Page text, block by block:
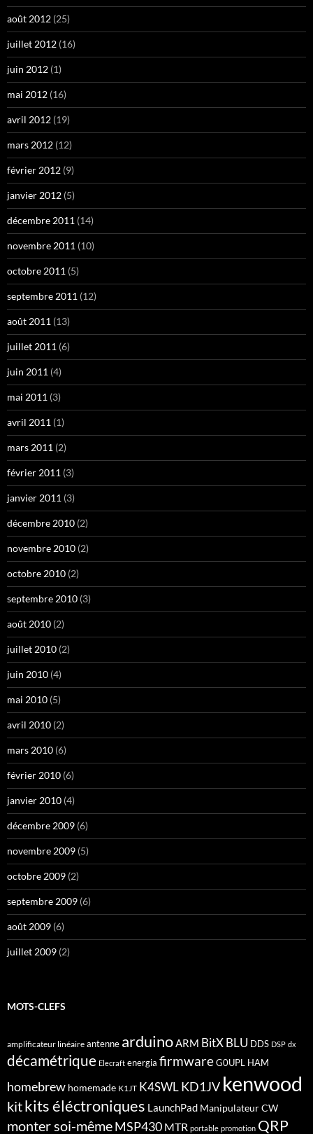
août 2012 (25)
juillet 2012 (16)
juin 2012 (1)
mai 2012 (16)
avril 2012 (19)
mars 2012 (12)
février 2012 (9)
janvier 2012 (5)
décembre 2011 (14)
novembre 2011 (10)
octobre 2011 (5)
septembre 2011 (12)
août 2011 (13)
juillet 2011 (6)
juin 2011 (4)
mai 2011 (3)
avril 2011 (1)
mars 2011 (2)
février 2011 (3)
janvier 2011 (3)
décembre 2010 (2)
novembre 2010 (2)
octobre 2010 (2)
septembre 2010 (3)
août 2010 (2)
juillet 2010 (2)
juin 2010 (4)
mai 2010 (5)
avril 2010 (2)
mars 2010 (6)
février 2010 (6)
janvier 2010 (4)
décembre 2009 (6)
novembre 2009 (5)
octobre 2009 (2)
septembre 2009 (6)
août 2009 (6)
juillet 2009 (2)
MOTS-CLEFS
amplificateur linéaire antenne arduinoARM BitX BLU DDS DSP dx
décamétrique Elecraft energia firmwareG0UPL HAM
homebrew homemade K1JT K4SWL KD1JV kenwood
kitkits éléctroniques LaunchPad Manipulateur CW
monter soi-mêmeMSP430 MTR portable promotion QRP